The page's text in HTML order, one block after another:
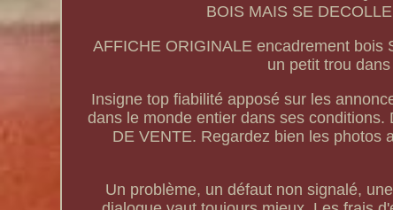
BOIS MAIS SE
AFFICHE ORIGINALE encadrement
un petit trou
Insigne top fiabilité apposé sur les
dans le monde entier dans ses
DE VENTE. Regardez bien les photos
Un problème, un défaut non signalé,